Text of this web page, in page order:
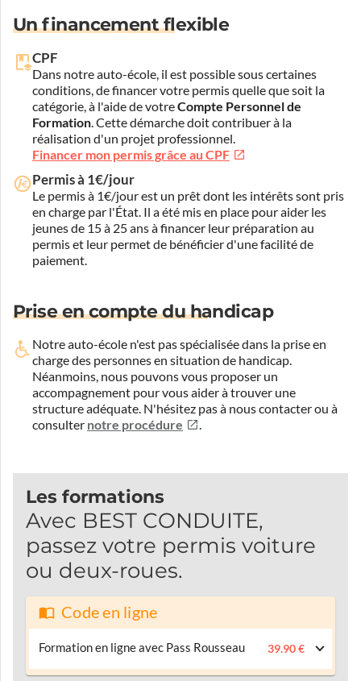
Un financement flexible
CPF
Dans notre auto-école, il est possible sous certaines
conditions, de financer votre permis quelle que soit la
catégorie, à l'aide de votreCompte Personnel de
Formation. Cette démarche doit contribuer à la
réalisation d'un projet professionnel.
Financer mon permis grâce au CPF
Permis à 1€/jour
Le permis à 1€/jour est un prêt dont les intérêts sont pris
en charge par l'État. Il a été mis en place pour aider les
jeunes de 15 à 25 ans à financer leur préparation au
permis et leur permet de bénéficier d'une facilité de
paiement.
Prise en compte du handicap
Notre auto-école n'est pas spécialisée dans la prise en
charge des personnes en situation de handicap.
Néanmoins, nous pouvons vous proposer un
accompagnement pour vous aider à trouver une
structure adéquate. N'hésitez pas à nous contacter ou à
consulter notre procédure .
Les formations
Avec BEST CONDUITE,
passez votre permis voiture
ou deux-roues.
Code en ligne
Formation en ligne avec Pass Rousseau 39.90 €